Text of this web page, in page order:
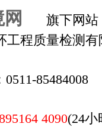
旗下网
工程质量检测
0511-
4090(24